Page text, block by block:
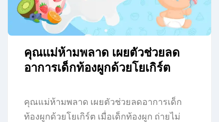
คุณแม่ห้ามพลาด เผยตัวช่วยลด
อาการเด็กท้องผูกด้วยโยเกิร์ต
คุณแม่ห้ามพลาด เผยตัวช่วยลดอาการเด็ก
ท้องผูกด้วยโยเกิร์ต เมื่อเด็กท้องผูก ถ่ายไม่